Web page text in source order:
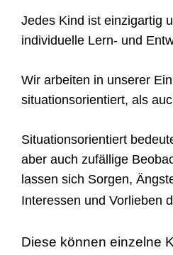
Jedes Kind ist einzigartig
individuelle Lern- und
Wir arbeiten in unserer
situationsorientiert, als
Situationsorientiert
aber auch zufällige
lassen sich Sorgen,
Interessen und Vorlieben
Diese können einzelne